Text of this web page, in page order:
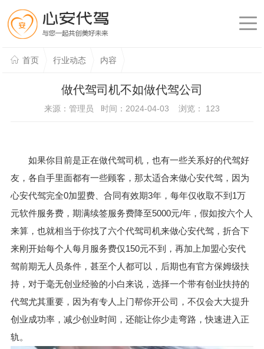
首页 行业动态 内容
做代驾司机不如做代驾公司
来源：管理员 时间：2024-04-03 浏览： 123
如果你目前是正在做代驾司机，也有一些关系好的代驾好
友，各自手里面都有一些顾客，那太适合来做心安代驾，因为
心安代驾完全0加盟费、合同有效期3年，每年仅收取不到1万
元软件服务费，期满续签服务费降至5000元/年，假如按六个人
来算，也就相当于你找了六个代驾司机来做心安代驾，折合下
来刚开始每个人每月服务费仅150元不到，再加上加盟心安代
驾前期无人员条件，甚至个人都可以，后期也有官方保姆级扶
持，对于毫无创业经验的小白来说，选择一个带有创业扶持的
代驾尤其重要，因为有专人上门帮你开公司，不仅会大大提升
创业成功率，减少创业时间，还能让你少走弯路，快速进入正
轨。